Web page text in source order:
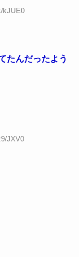
kJUE0
たんだったよう
JXV0